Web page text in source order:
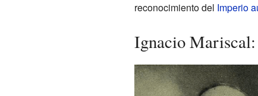
reconocimiento del Imperio
Ignacio